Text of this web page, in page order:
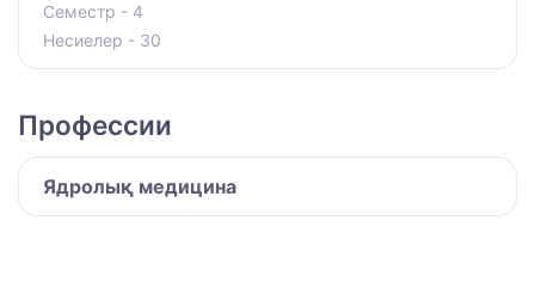
Семестр - 4
Несиелер - 30
Профессии
Ядролық медицина